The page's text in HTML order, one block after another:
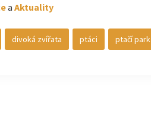
a Aktuality
divoká zvířata ptáci ptačí